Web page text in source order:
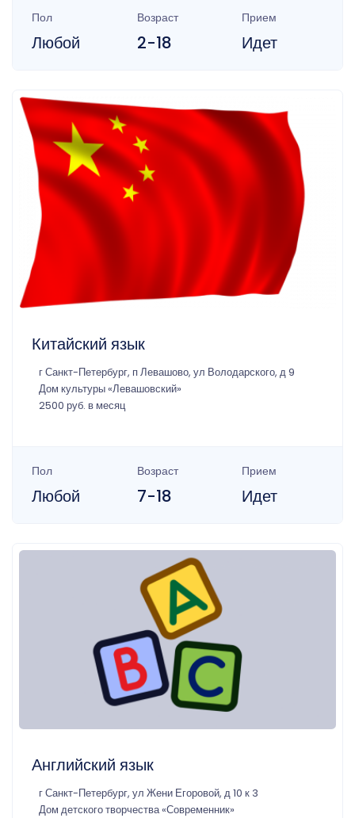
Пол
Любой
Возраст
2-18
Прием
Идет
Китайский язык
г Санкт-Петербург, п Левашово, ул Володарского, д 9
Дом культуры «Левашовский»
2500 руб. в месяц
Пол
Любой
Возраст
7-18
Прием
Идет
Английский язык
г Санкт-Петербург, ул Жени Егоровой, д 10 к 3
Дом детского творчества «Современник»